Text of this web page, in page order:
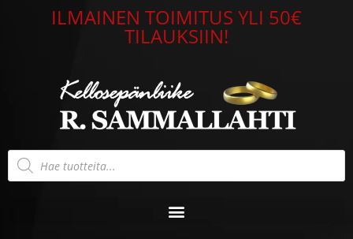
ILMAINEN TOIMITUS YLI 50€
TILAUKSIIN!
Products
search